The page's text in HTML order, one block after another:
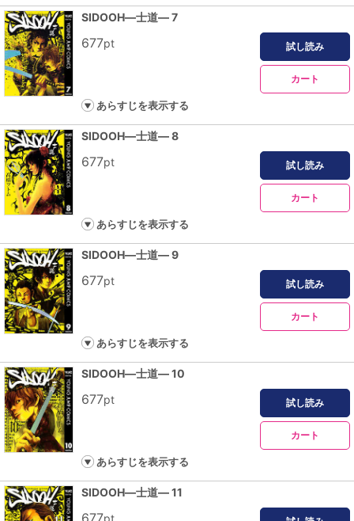
SIDOOH―士道― 7
677pt 試し読み
カート
あらすじを表示する
SIDOOH―士道― 8
677pt 試し読み
カート
あらすじを表示する
SIDOOH―士道― 9
677pt 試し読み
カート
あらすじを表示する
SIDOOH―士道― 10
677pt 試し読み
カート
あらすじを表示する
SIDOOH―士道― 11
pt